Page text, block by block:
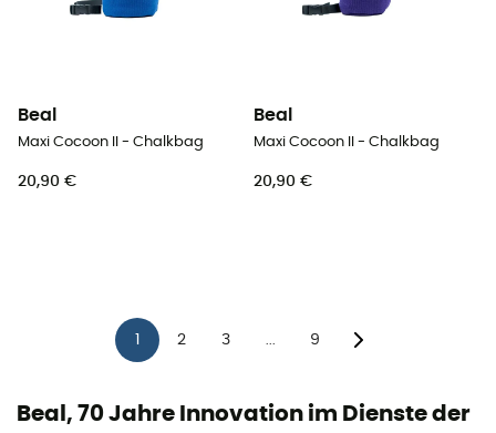
Beal
Maxi Cocoon II - Chalkbag
20,90 €
Beal
Maxi Cocoon II - Chalkbag
20,90 €
2 3 9
Beal, 70 Jahre Innovation im Dienste der